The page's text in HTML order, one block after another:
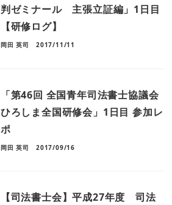
判ゼミナール 主張立証編」1日目
【研修ログ】
岡田 英司 2017/11/11
「第46回 全国青年司法書士協議会
ひろしま全国研修会」1日目 参加レ
ポ
岡田 英司 2017/09/16
【司法書士会】平成27年度 司法